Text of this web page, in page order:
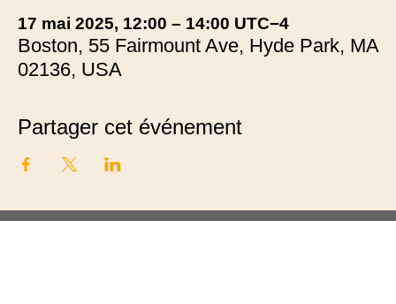
17 mai 2025, 12:00 – 14:00 UTC−4
Boston, 55 Fairmount Ave, Hyde Park, MA
02136, USA
Partager cet événement